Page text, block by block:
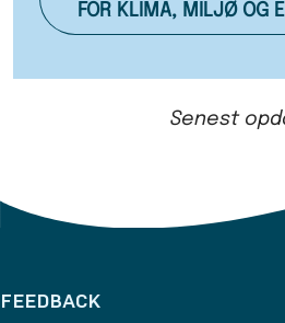
FOR KLIMA, MILJØ OG
Senest
FEEDBACK